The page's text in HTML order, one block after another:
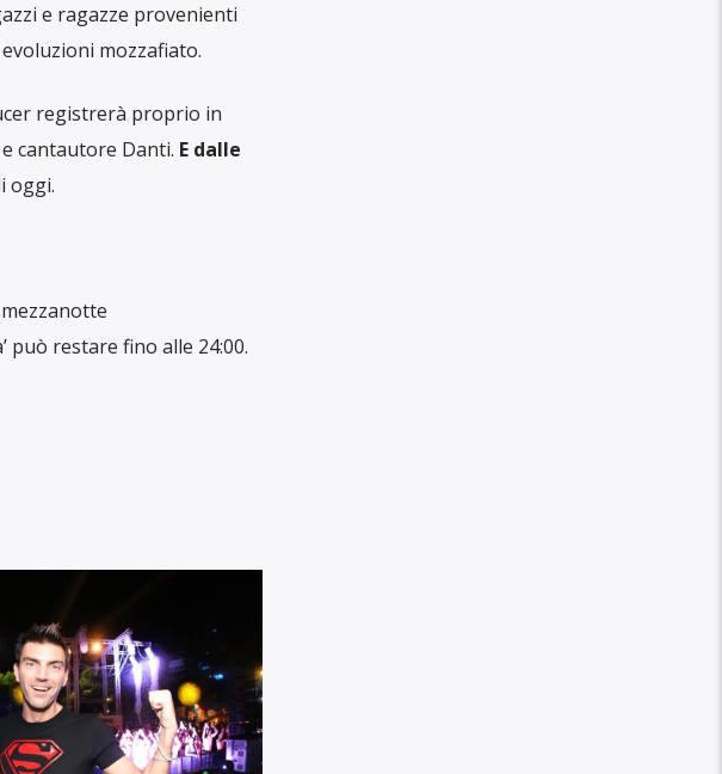
e ragazze provenienti
mozzafiato.
registrerà proprio in
cantautore Danti. E dalle
oggi.
può restare fino alle 24:00.